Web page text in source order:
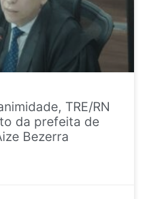
TRE/RN
da prefeita de
Bezerra